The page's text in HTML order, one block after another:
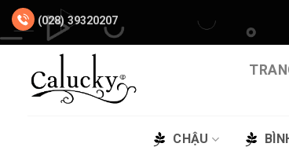
Chuyển
đến
nội
(028) 39320207
CHẬU